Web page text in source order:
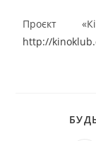
Проєкт
http://